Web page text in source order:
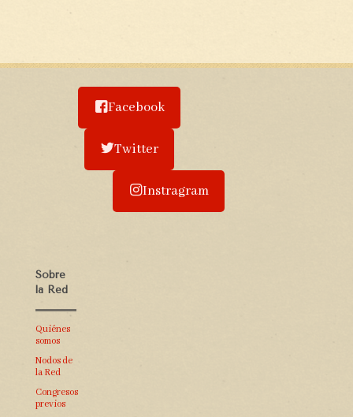
Facebook
Twitter
Instragram
Sobre
la Red
Quiénes
somos
Nodos de
la Red
Congresos
previos